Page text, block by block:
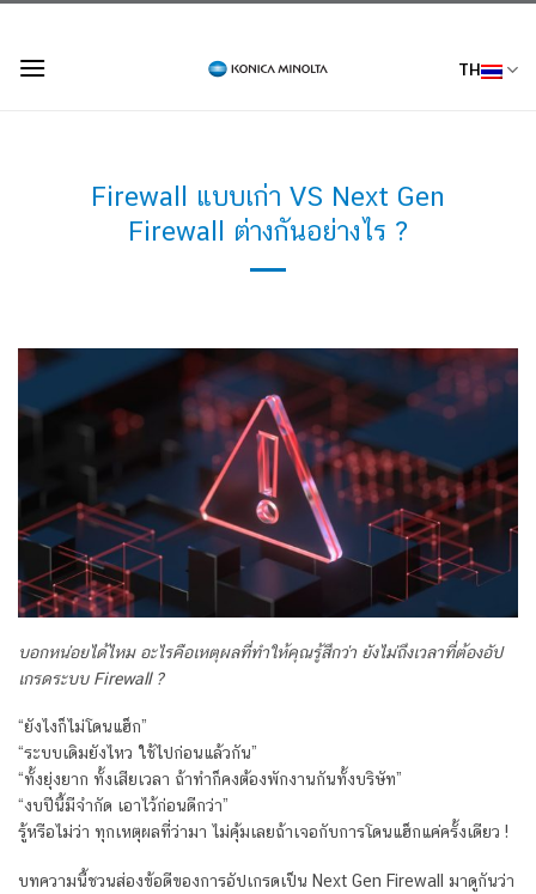
content
TH
Firewall แบบเก่า VS Next Gen
Firewall ต่างกันอย่างไร ?
บอกหน่อยได้ไหม อะไรคือเหตุผลที่ทำให้คุณรู้สึกว่า ยังไม่ถึงเวลาที่ต้องอัป
เกรดระบบ Firewall ?
“ยังไงก็ไม่โดนแฮ็ก”
“ระบบเดิมยังไหว ใช้ไปก่อนแล้วกัน”
“ทั้งยุ่งยาก ทั้งเสียเวลา ถ้าทำก็คงต้องพักงานกันทั้งบริษัท”
“งบปีนี้มีจำกัด เอาไว้ก่อนดีกว่า”
รู้หรือไม่ว่า ทุกเหตุผลที่ว่ามา ไม่คุ้มเลยถ้าเจอกับการโดนแฮ็กแค่ครั้งเดียว !
บทความนี้ชวนส่องข้อดีของการอัปเกรดเป็น Next Gen Firewall มาดูกันว่า